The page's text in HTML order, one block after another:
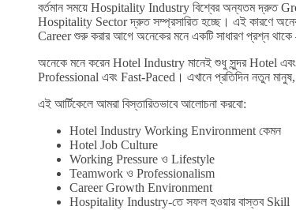
বর্তমান সময়ে Hospitality Industry বিশ্বের অন্যতম দ্রুত
Hospitality Sector দ্রুত সম্প্রসারিত হচ্ছে। এই কারণে
Career শুরু করার আগে অনেকের মনে একটি সাধারণ প্রশ্ন
অনেকে মনে করেন Hotel Industry মানেই শুধু সুন্দর
Professional এবং Fast-Paced। এখানে প্রতিদিন নতুন
এই আর্টিকেলে আমরা বিস্তারিতভাবে আলোচনা করবো:
Hotel Industry Working Environment কেমন
Hotel Job Culture
Working Pressure ও Lifestyle
Teamwork ও Professionalism
Career Growth Environment
Hospitality Industry-তে সফল হওয়ার বাস্তব Skill